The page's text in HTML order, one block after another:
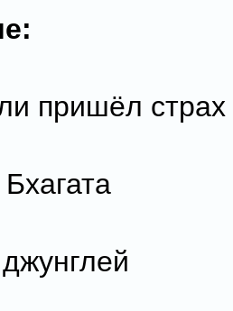
пришёл страх